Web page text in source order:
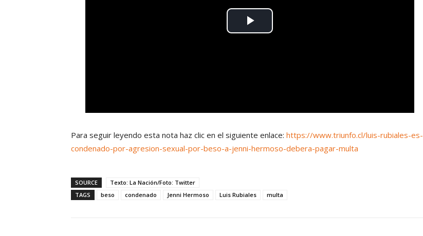
Para seguir leyendo esta nota haz clic en el siguiente enlace: https://www.triunfo.cl/luis-rubiales-es-
condenado-por-agresion-sexual-por-beso-a-jenni-hermoso-debera-pagar-multa
SOURCE
Texto: La Nación/Foto: Twitter
TAGS
beso condenado Jenni Hermoso Luis Rubiales multa